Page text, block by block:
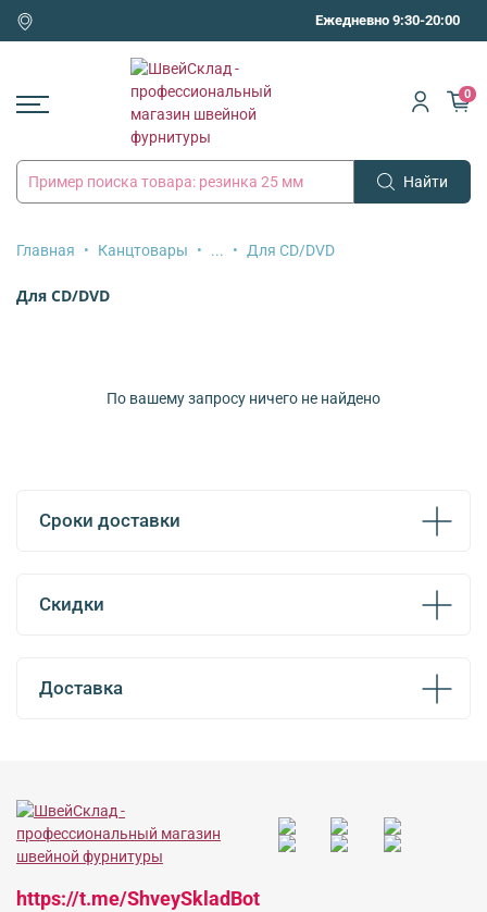
Ежедневно 9:30-20:00
Найти
0
Главная Канцтовары ... Для CD/DVD
Для CD/DVD
По вашему запросу ничего не найдено
Сроки доставки
Скидки
Доставка
https://t.me/ShveySkladBot